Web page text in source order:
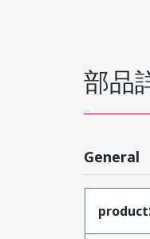
部品
General